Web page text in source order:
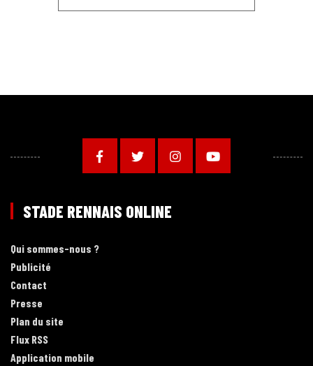
STADE RENNAIS ONLINE
Qui sommes-nous ?
Publicité
Contact
Presse
Plan du site
Flux RSS
Application mobile